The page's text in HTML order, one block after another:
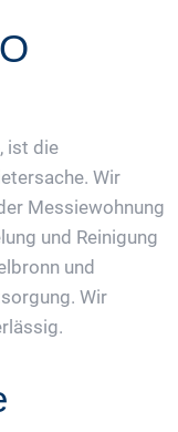
ist die
Wir
Messiewohnung
und Reinigung
und
Wir